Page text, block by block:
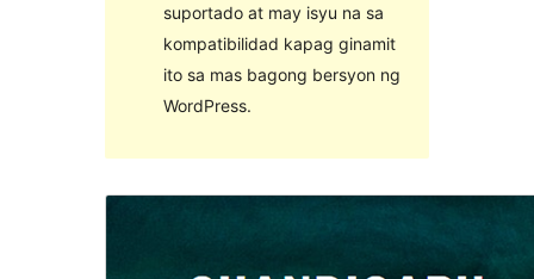
suportado at may isyu na sa
kompatibilidad kapag ginamit
ito sa mas bagong bersyon ng
WordPress.